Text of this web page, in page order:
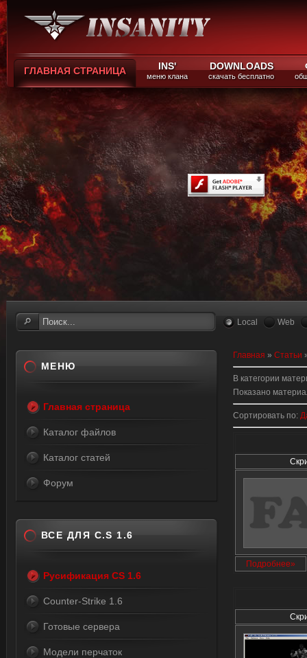
ГЛАВНАЯ СТРАНИЦА INS'
меню клана
DOWNLOADS
скачать бесплатно
Local Web
Главная » Статьи
В категории
Показано
Сортировать по:
Подробнее»
МЕНЮ
Главная страница
Каталог файлов
Каталог статей
Форум
ВСЕ ДЛЯ C.S 1.6
Русификация CS 1.6
Counter-Strike 1.6
Готовые сервера
Модели перчаток